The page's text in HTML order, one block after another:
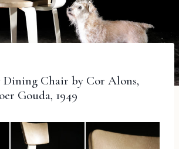
Chair by Cor Alons,
Gouda, 1949